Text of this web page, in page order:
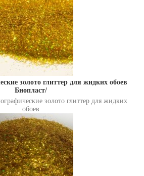
золото глиттер для жидких обоев
Биопласт/
золото глиттер для жидких
обоев